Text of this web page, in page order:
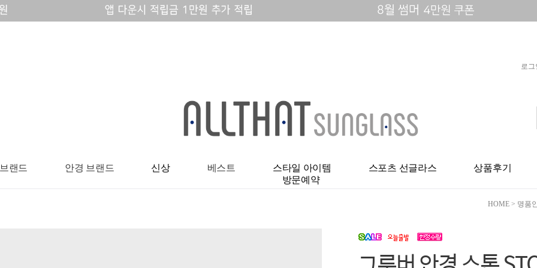
로그
랜드 안경 브랜드 신상 베스트 스타일 아이템 스포츠 선글라스
상품후기
방문예약
HOME > 명품